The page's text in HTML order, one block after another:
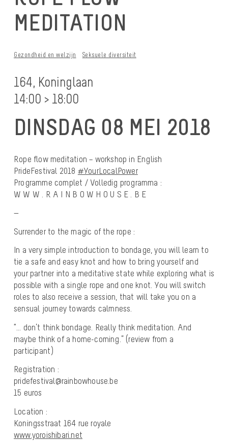
MEDITATION
Gezondheid en welzijn Seksuele diversiteit
164, Koninglaan
14:00 > 18:00
DINSDAG 08 MEI 2018
Rope flow meditation – workshop in English
PrideFestival 2018 #YourLocalPower
Programme complet / Volledig programma :
W W W . R A I N B O W H O U S E . B E
—
Surrender to the magic of the rope :
In a very simple introduction to bondage, you will learn to
tie a safe and easy knot and how to bring yourself and
your partner into a meditative state while exploring what is
possible with a single rope and one knot. You will switch
roles to also receive a session, that will take you on a
sensual journey towards calmness.
“… don’t think bondage. Really think meditation. And
maybe think of a home-coming.” (review from a
participant)
Registration :
pridefestival@rainbowhouse.be
15 euros
Location :
Koningsstraat 164 rue royale
www.yoroishibari.net